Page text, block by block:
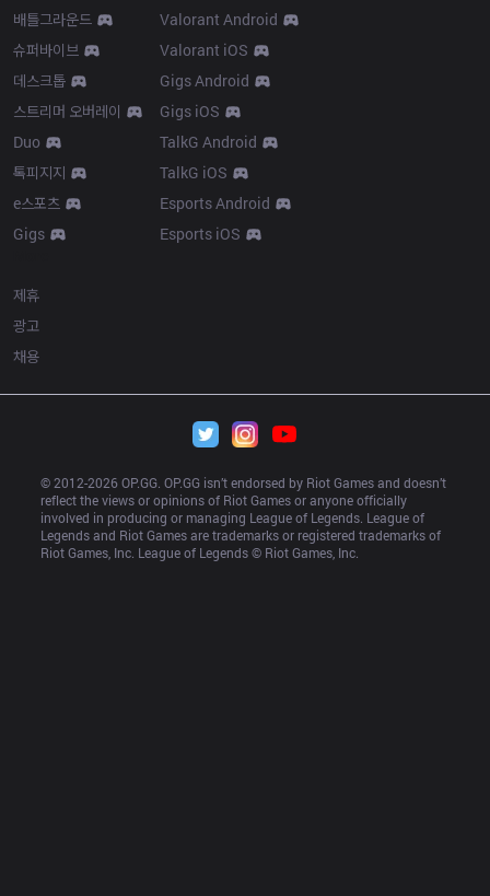
배틀그라운드
슈퍼바이브
데스크톱
스트리머 오버레이
Duo
톡피지지
e스포츠
Gigs
Valorant Android
Valorant iOS
Gigs Android
Gigs iOS
TalkG Android
TalkG iOS
Esports Android
Esports iOS
제휴
광고
채용
© 2012-2026 OP.GG. OP.GG isn’t endorsed by Riot Games and doesn’t
reflect the views or opinions of Riot Games or anyone officially
involved in producing or managing League of Legends. League of
Legends and Riot Games are trademarks or registered trademarks of
Riot Games, Inc. League of Legends © Riot Games, Inc.